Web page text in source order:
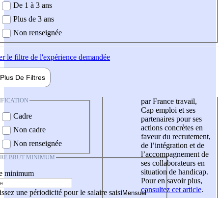
De 1 à 3 ans
Plus de 3 ans
Non renseignée
le filtre de l'expérience demandée
Plus De Filtres
Cadre
Non cadre
Non renseignée
BRUT MINIMUM
minimum
une périodicité pour le salaire saisi
par France travail,
Cap emploi et ses
partenaires pour ses
actions concrètes en
faveur du recrutement,
de l’intégration et de
l’accompagnement de
ses collaborateurs en
situation de handicap.
Pour en savoir plus,
consultez cet article.